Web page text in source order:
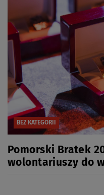
BEZ KATEGORII
Pomorski Bratek
wolontariuszy do